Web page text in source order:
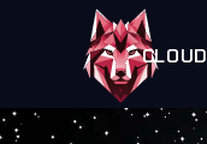
CLOUD